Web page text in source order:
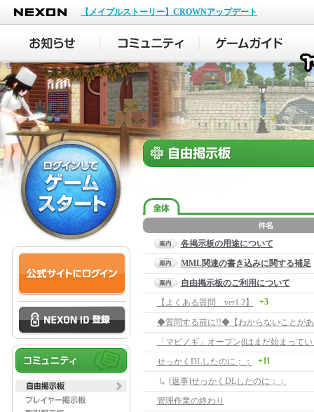
NEXON
【メイプルストーリー】CROWNアップデート
各掲示板の用途について
MML関連の書き込みに関する補足
自由掲示板のご利用について
【よくある質問 ver1.2】
+3
せっかくDLしたのに；； +11
[返事]せっかくDLしたのに；；
管理作業の終わり